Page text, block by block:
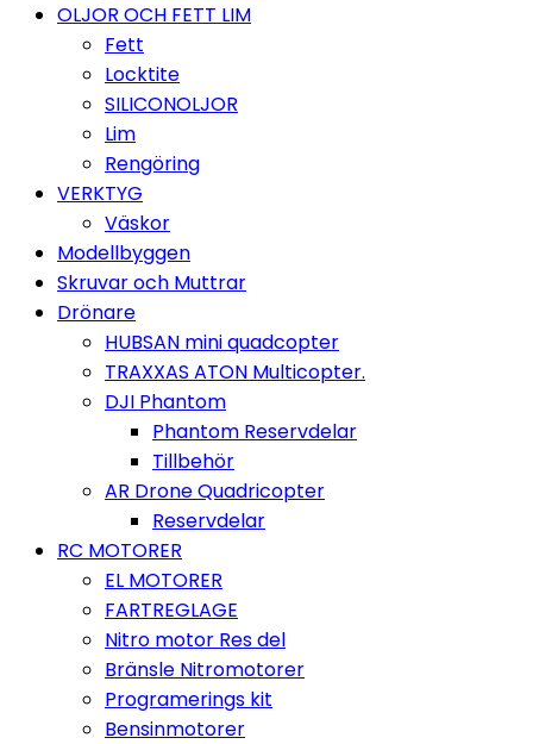
OLJOR OCH FETT LIM
Fett
Locktite
SILICONOLJOR
Lim
Rengöring
VERKTYG
Väskor
Modellbyggen
Skruvar och Muttrar
Drönare
HUBSAN mini quadcopter
TRAXXAS ATON Multicopter.
DJI Phantom
Phantom Reservdelar
Tillbehör
AR Drone Quadricopter
Reservdelar
RC MOTORER
EL MOTORER
FARTREGLAGE
Nitro motor Res del
Bränsle Nitromotorer
Programerings kit
Bensinmotorer